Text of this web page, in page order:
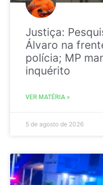
Justiça:
Álvaro na
polícia; MP
inquérito
VER MATÉRIA »
5 de agosto de 2026